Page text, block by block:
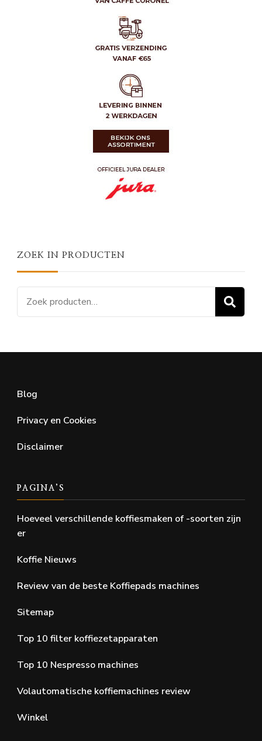
ZOEK IN PRODUCTEN
Zoeken
naar:
Blog
Privacy en Cookies
Disclaimer
PAGINA’S
Hoeveel verschillende koffiesmaken of -soorten zijn
er
Koffie Nieuws
Review van de beste Koffiepads machines
Sitemap
Top 10 filter koffiezetapparaten
Top 10 Nespresso machines
Volautomatische koffiemachines review
Winkel